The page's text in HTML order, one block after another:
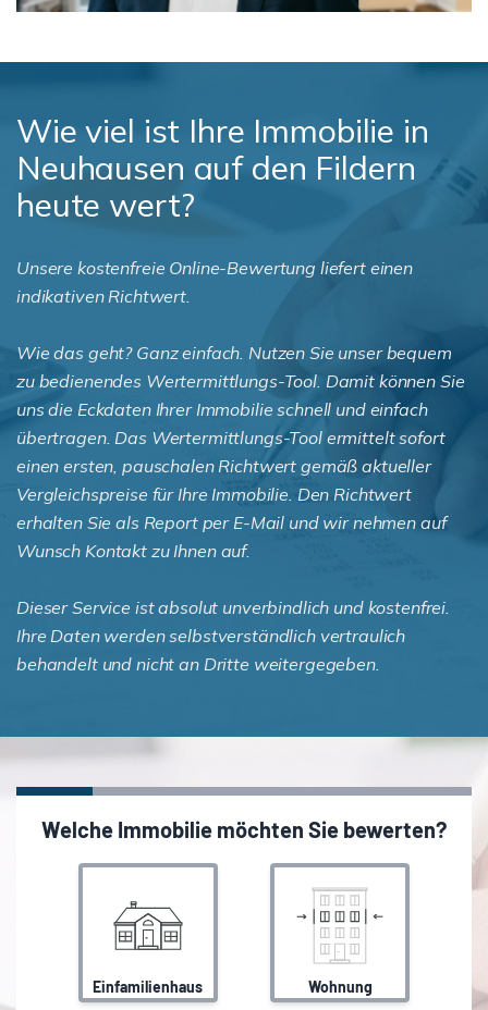
Wie viel ist Ihre Immobilie in
Neuhausen auf den Fildern
heute wert?
Unsere kostenfreie Online-Bewertung liefert einen
indikativen Richtwert.
Wie das geht? Ganz einfach. Nutzen Sie unser bequem
zu bedienendes Wertermittlungs-Tool. Damit können Sie
uns die Eckdaten Ihrer Immobilie schnell und einfach
übertragen. Das Wertermittlungs-Tool ermittelt sofort
einen ersten, pauschalen Richtwert gemäß aktueller
Vergleichspreise für Ihre Immobilie. Den Richtwert
erhalten Sie als Report per E-Mail und wir nehmen auf
Wunsch Kontakt zu Ihnen auf.
Dieser Service ist absolut unverbindlich und kostenfrei.
Ihre Daten werden selbstverständlich vertraulich
behandelt und nicht an Dritte weitergegeben.